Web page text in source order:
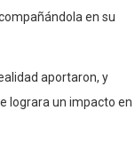
en su
aportaron, y
lograra un impacto en